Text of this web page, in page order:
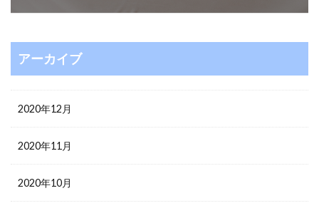
アーカイブ
2020年12月
2020年11月
2020年10月